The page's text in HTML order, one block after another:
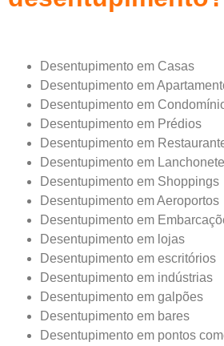
Desentupimento em Casas
Desentupimento em
Desentupimento em
Desentupimento em Prédios
Desentupimento em
Desentupimento em
Desentupimento em Shoppings
Desentupimento em Aeroportos
Desentupimento em
Desentupimento em lojas
Desentupimento em escritórios
Desentupimento em indústrias
Desentupimento em galpões
Desentupimento em bares
Desentupimento em pontos